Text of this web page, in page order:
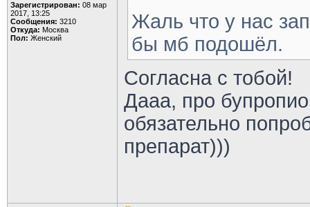
Зарегистрирован: 08 мар
2017, 13:25
Сообщения: 3210
Откуда: Москва
Пол: Женский
Жаль что у нас
бы мб подошёл.
Согласна с тобой!
Дааа, про
обязательно
препарат)))